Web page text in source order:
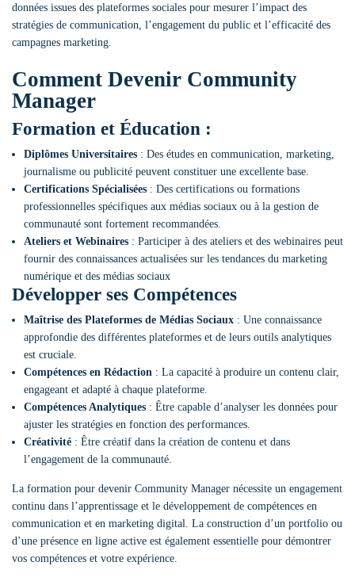
données issues des plateformes sociales pour mesurer l’impact des
stratégies de communication, l’engagement du public et l’efficacité des
campagnes marketing.
Comment Devenir Community
Manager
Formation et Éducation :
Diplômes Universitaires : Des études en communication, marketing,
journalisme ou publicité peuvent constituer une excellente base.
Certifications Spécialisées : Des certifications ou formations
professionnelles spécifiques aux médias sociaux ou à la gestion de
communauté sont fortement recommandées.
Ateliers et Webinaires : Participer à des ateliers et des webinaires peut
fournir des connaissances actualisées sur les tendances du marketing
numérique et des médias sociaux
Développer ses Compétences
Maîtrise des Plateformes de Médias Sociaux : Une connaissance
approfondie des différentes plateformes et de leurs outils analytiques
est cruciale.
Compétences en Rédaction : La capacité à produire un contenu clair,
engageant et adapté à chaque plateforme.
Compétences Analytiques : Être capable d’analyser les données pour
ajuster les stratégies en fonction des performances.
Créativité : Être créatif dans la création de contenu et dans
l’engagement de la communauté.
La formation pour devenir Community Manager nécessite un engagement
continu dans l’apprentissage et le développement de compétences en
communication et en marketing digital. La construction d’un portfolio ou
d’une présence en ligne active est également essentielle pour démontrer
vos compétences et votre expérience.